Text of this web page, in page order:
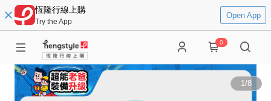
恆隆行線上購
Try the App
Open App
0
1/8